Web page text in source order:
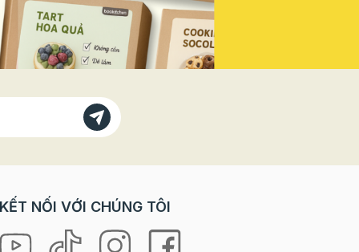
lại
cả
mang
cho
cần
khánh, tâm lý khách hàng có sự
thay đổi rõ rệt: Nhu cầu "check-
in" tăng vọt: Khách hàng, đặc
biệt là giới trẻ, luôn tìm kiếm
mang đậm tinh thần lễ hội để
chụp ảnh và chia sẻ lên mạng xã
nghiệm: Họ không chỉ mua một
mua cả không khí, cảm xúc và
phẩm phiên bản giới hạn (Limited
KẾT NỐI VỚI CHÚNG TÔI